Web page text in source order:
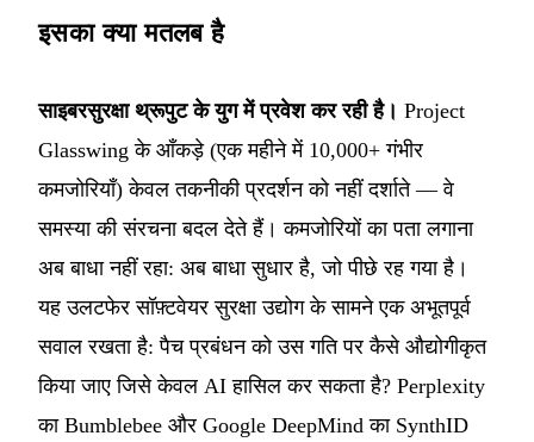
इसका क्या मतलब है
साइबरसुरक्षा थ्रूपुट के युग में प्रवेश कर रही है। Project
Glasswing के आँकड़े (एक महीने में 10,000+ गंभीर
कमजोरियाँ) केवल तकनीकी प्रदर्शन को नहीं दर्शाते — वे
समस्या की संरचना बदल देते हैं। कमजोरियों का पता लगाना
अब बाधा नहीं रहा: अब बाधा सुधार है, जो पीछे रह गया है।
यह उलटफेर सॉफ़्टवेयर सुरक्षा उद्योग के सामने एक अभूतपूर्व
सवाल रखता है: पैच प्रबंधन को उस गति पर कैसे औद्योगीकृत
किया जाए जिसे केवल AI हासिल कर सकता है? Perplexity
का Bumblebee और Google DeepMind का SynthID